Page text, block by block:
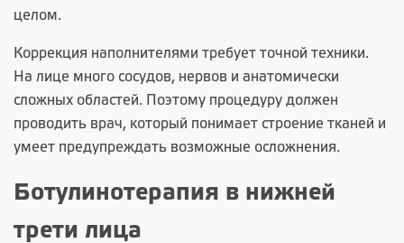
целом.
Коррекция наполнителями требует точной техники.
На лице много сосудов, нервов и анатомически
сложных областей. Поэтому процедуру должен
проводить врач, который понимает строение тканей и
умеет предупреждать возможные осложнения.
Ботулинотерапия в нижней
трети лица